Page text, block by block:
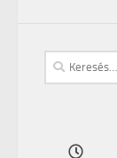
Keresés: